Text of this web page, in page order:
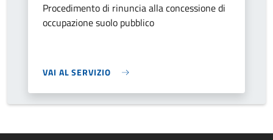
Procedimento di rinuncia alla concessione di
occupazione suolo pubblico
VAI AL SERVIZIO